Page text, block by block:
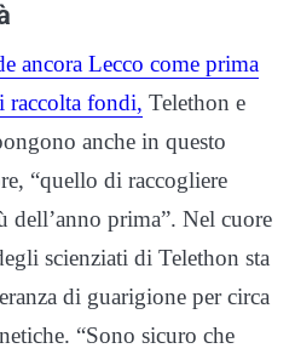
ancora Lecco come prima
raccolta fondi, Telethon e
anche in questo
“quello di raccogliere
dell’anno prima”. Nel cuore
scienziati di Telethon sta
di guarigione per circa
“Sono sicuro che